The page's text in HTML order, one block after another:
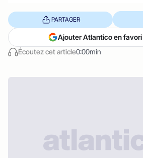
Écoutez cet article0:00min
PARTAGER
Ajouter Atlantico en favori